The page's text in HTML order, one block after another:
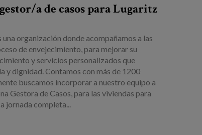
a de casos para Lugaritz
organización donde acompañamos a las
de envejecimiento, para mejorar su
y servicios personalizados que
y dignidad. Contamos con más de 1200
buscamos incorporar a nuestro equipo a
Gestora de Casos, para las viviendas para
jornada completa...